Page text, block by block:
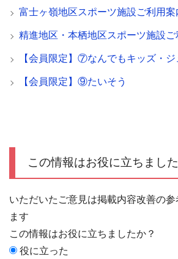
富士ヶ嶺地区スポーツ施設ご利用案
精進地区・本栖地区スポーツ施設ご
【会員限定】⑦なんでもキッズ・ジ
【会員限定】⑨たいそう
この情報はお役に立ちまし
いただいたご意見は掲載内容改善の
ます
この情報はお役に立ちましたか？
役に立った